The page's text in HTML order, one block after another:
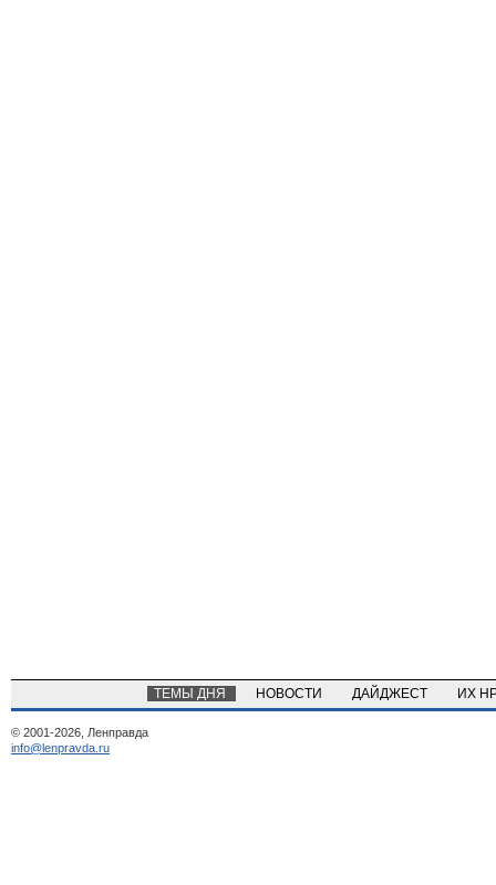
ТЕМЫ ДНЯ НОВОСТИ ДАЙДЖЕСТ ИХ
© 2001-2026, Ленправда
info@lenpravda.ru